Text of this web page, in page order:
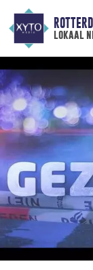
lokaal